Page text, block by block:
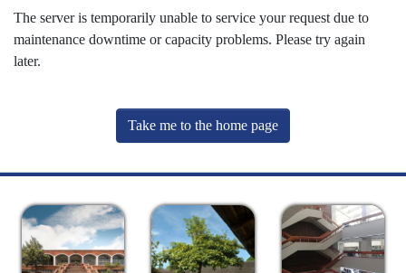
The server is temporarily unable to service your request due to
maintenance downtime or capacity problems. Please try again
later.
Take me to the home page